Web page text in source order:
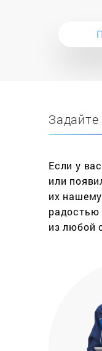
популярной
о том, что они
Ремонт варочных
дорогостоящая
профилактика
и потертостей
программ, и
этого
услуги.
принимает
ежедневно,
наши мастера
обращения.
панелей любого
Что нужно
варочных
Если у
или
их
из любой